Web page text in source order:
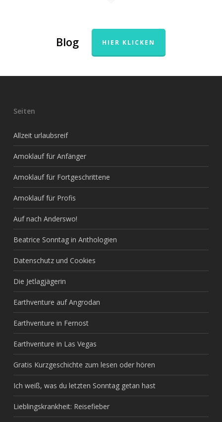
Blog HIER KLICKEN
Seiten
Allzeit urlaubsreif
Amoklauf für Anfänger
Amoklauf für Fortgeschrittene
Amoklauf für Profis
Auf nach Anderswo!
Beatrice Sonntag in Anthologien
Datenschutz und Cookies
Die Jetlagjägerin
Earthventure auf Angrodan
Earthventure in Fernost
Earthventure in Las Vegas
Gratis Kurzgeschichte zum lesen oder hören
Ich weiß, was du letzten Sonntag getan hast
Lieblingskrankheit: Reisefieber